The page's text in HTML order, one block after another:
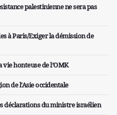
palestinienne ne sera pas
à Paris/Exiger la démission de
honteuse de l’OMK
de l'Asie occidentale
déclarations du ministre israélien